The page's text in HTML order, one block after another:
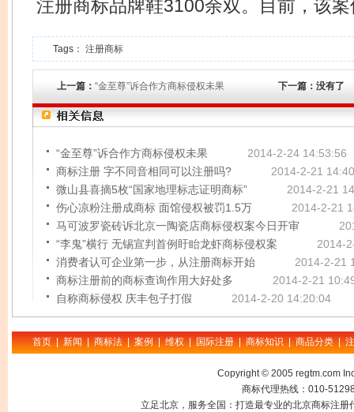
注册商标品牌鞋3100余双。目前，该
Tags： 注册商标
上一篇： “金至尊”诉合作方商标侵权未果 下一篇：没有了
“金至尊”诉合作方商标侵权未果
2014-2-24 14:53:56
商标注册 字不同音相同可以注册吗?
2014-2-21
微山县喜摘5枚“国家地理标志证明商标”
2014-2-21
伤心凉粉注册成商标 面馆侵权被罚1.5万
2014-2-21
马可波罗瓷砖诉北京一陶瓷店商标侵权案今日开审
“李鬼”横行 无锡宣判首例盱眙龙虾商标侵权案
2014-
消费者认可企业第一步，从注册商标开始
2014-2-21
商标注册前的商标查询作用大好处多
2014-2-21
自称商标侵权 庆丰包子打假
2014-2-20 14:20:04
首页 | 新闻 | 商标法 | 案例 | 维权 | 国际注册 | 商标知识 | 商品分类 |
Copyright © 2005 regtm.com
商标代理热线：010-
立足北京，服务全国：打造最专业的北京商标注